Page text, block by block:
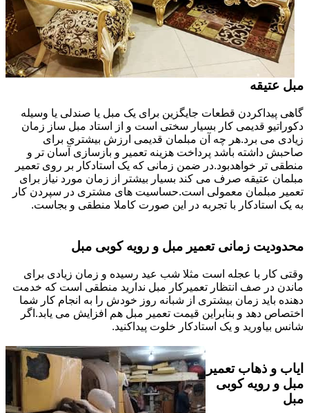
مبل عتیقه
گاهی پیداکردن قطعات جایگزین برای یک مبل یا صندلی یا وسیله
دکوراتیو قدیمی کار بسیار سختی است و از استاد مبل ساز زمان
زیادی می برد.هر چه آن مبلمان قدیمی ارزش بیشتری برای
صاحبش داشته باشد پرداخت هزینه تعمیر و بازسازی آسان تر و
منطقی تر خواهدبود.در ضمن زمانی که یک استادکار بر روی تعمیر
مبلمان عتیقه صرف می کند بسیار بیشتر از زمان مورد نیاز برای
تعمیر مبلمان معمولی است.حساسیت های مشتری در سپردن کار
به یک استادکار با تجربه در این صورت کاملا منطقی و بجاست.
محدودیت زمانی تعمیر مبل و رویه کوبی مبل
وقتی کار با عجله است مثلا شب عید رسیده و زمان زیادی برای
ماندن در صف انتظار تعمیرکار مبل ندارید منطقی است که خدمت
دهنده باید زمان بیشتری از شبانه روز خودش را به انجام کار شما
اختصاص دهد و بنابراین قیمت تعمیر مبل هم افزایش می یابد.اگر
شانس بیاورید و یک استادکار خلوت پیداکنید.
ایاب و ذهاب تعمیر
مبل و رویه کوبی
مبل